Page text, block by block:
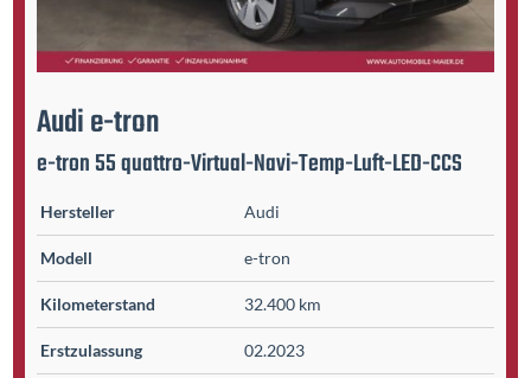
Audie-tron
e-tron 55 quattro-Virtual-Navi-Temp-Luft-LED-CCS
Hersteller Audi
Modell e-tron
Kilometer­stand 32.400 km
Erst­zulassung 02.2023